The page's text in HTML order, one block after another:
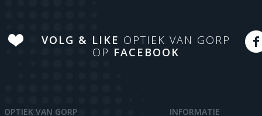
VOLG & LIKE OPTIEK VAN GORP
OP FACEBOOK
OPTIEK VAN GORP INFORMATIE